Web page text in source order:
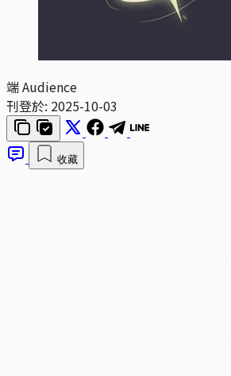
端 Audience
刊登於: 2025-10-03
收藏